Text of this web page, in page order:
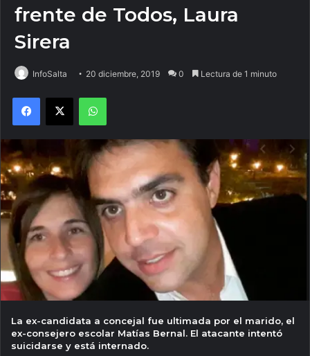
frente de Todos, Laura
Sirera
InfoSalta 20 diciembre, 2019 0 Lectura de 1 minuto
Facebook
X WhatsApp
La ex-candidata a concejal fue ultimada por el marido, el
ex-consejero escolar Matías Bernal. El atacante intentó
suicidarse y está internado.